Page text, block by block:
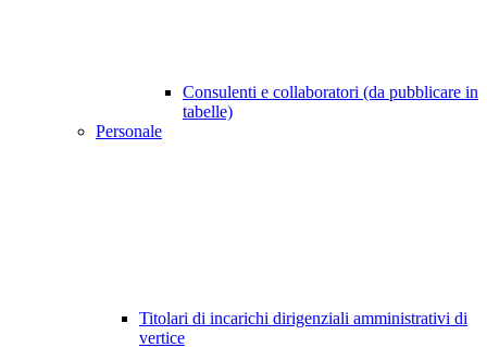
Consulenti e collaboratori (da pubblicare in
tabelle)
Personale
Titolari di incarichi dirigenziali amministrativi di
vertice